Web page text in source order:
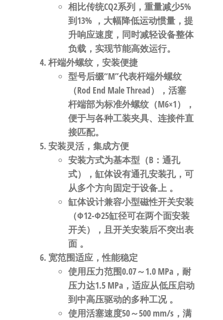
相比传统CQ2系列， 重量减少5%
到13% ，大幅降低运动惯量，提
升响应速度，同时减轻设备整体
负载，实现节能高效运行。
杆端外螺纹，安装便捷
型号后缀“M”代表杆端外螺纹
（Rod End Male Thread）
，活塞
杆端部为标准外螺纹（M6×1）
，
便于与各种工装夹具、连接件直
接匹配。
安装灵活，集成方便
安装方式为基本型（B：通孔
式）
，缸体设有通孔安装孔，可
从多个方向固定于设备上 。
缸体设计兼容小型磁性开关安装
（Φ12-Φ25缸径可在两个面安装
开关），且开关安装后不突出表
面 。
宽范围适应，性能稳定
使用压力范围0.07～1.0 MPa，耐
压力达1.5 MPa，适应从低压启动
到中高压驱动的多种工况 。
使用活塞速度50～500 mm/s ，满